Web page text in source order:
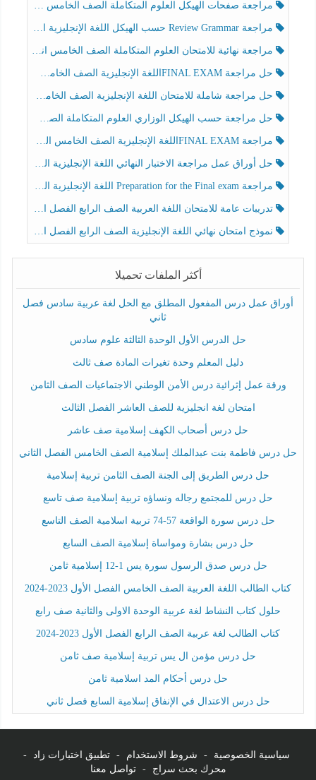
مراجعة صفحات الهيكل العلوم المتكاملة الصف الخامس انسبير الفصل الثالث
مراجعة Review Grammar حسب الهيكل اللغة الإنجليزية الصف الخامس الفصل الثالث
مراجعة نهائية للامتحان العلوم المتكاملة الصف الخامس انسبير الفصل الثالث
حل مراجعة FINAL EXAMاللغة الإنجليزية الصف الخامس الفصل الثالث
حل مراجعة شاملة للامتحان اللغة الإنجليزية الصف الخامس الفصل الثالث
حل مراجعة حسب الهيكل الوزاري العلوم المتكاملة الصف الخامس عام الفصل الثالث
مراجعة FINAL EXAMاللغة الإنجليزية الصف الخامس الفصل الثالث
حل أوراق عمل مراجعة الاختبار النهائي اللغة الإنجليزية الصف الرابع الفصل الثالث
مراجعة Preparation for the Final exam اللغة الإنجليزية الصف الرابع الفصل الثالث
تدريبات عامة للامتحان اللغة العربية الصف الرابع الفصل الثالث
نموذج امتحان نهائي اللغة الإنجليزية الصف الرابع الفصل الثالث
أكثر الملفات تحميلا
أوراق عمل درس المفعول المطلق مع الحل لغة عربية سادس فصل
ثاني
حل الدرس الأول الوحدة الثالثة علوم سادس
دليل المعلم وحدة تغيرات المادة صف ثالث
ورقة عمل إثرائية درس الأمن الوطني الاجتماعيات الصف الثامن
امتحان لغة انجليزية للصف العاشر الفصل الثالث
حل درس أصحاب الكهف إسلامية صف عاشر
حل درس فاطمة بنت عبدالملك إسلامية الصف الخامس الفصل الثاني
حل درس الطريق إلى الجنة الصف الثامن تربية إسلامية
حل درس للمجتمع رجاله ونساؤه تربية إسلامية صف تاسع
حل درس سورة الواقعة 57-74 تربية اسلامية الصف التاسع
حل درس بشارة ومواساة إسلامية الصف السابع
حل درس صدق الرسول سورة يس 1-12 إسلامية ثامن
كتاب الطالب اللغة العربية الصف الخامس الفصل الأول 2023-2024
حلول كتاب النشاط لغة عربية الوحدة الاولى والثانية صف رابع
كتاب الطالب لغة عربية الصف الرابع الفصل الأول 2023-2024
حل درس مؤمن ال يس تربية إسلامية صف ثامن
حل درس أحكام المد اسلامية ثامن
حل درس الاعتدال في الإنفاق إسلامية السابع فصل ثاني
سياسية الخصوصية - شروط الاستخدام - تطبيق اختبارات زاد
-
محرك بحث سراج
- تواصل معنا